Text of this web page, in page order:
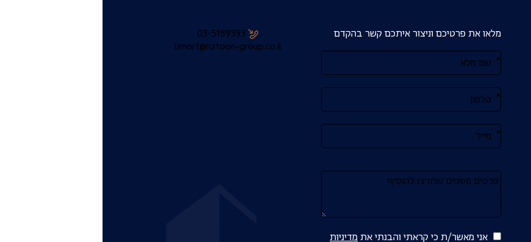
מלאו את פרטיכם וניצור איתכם קשר בהקדם
אנא
מלאו
את
טופס
-
רוצים
לשמוע
עוד?
אני מאשר/ת כי קראתי והבנתי את מדיניות
03-5189393
limort@natoon-group.co.il